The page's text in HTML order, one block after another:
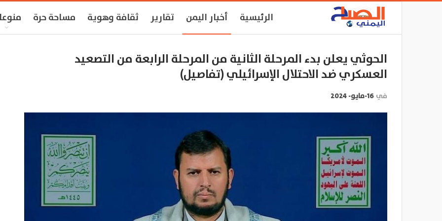
الرئيسية أخبار اليمن تقارير ثقافة وهوية مساحة حرة
الحوثي يعلن بدء المرحلة الثانية من المرحلة الرابعة من التصعيد
العسكري ضد الاحتلال الإسرائيلي (تفاصيل)
في 16-مايو- 2024